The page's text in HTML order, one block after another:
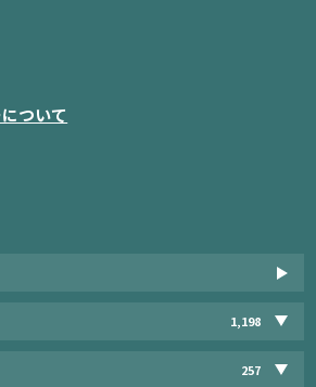
ついて
1,198
257